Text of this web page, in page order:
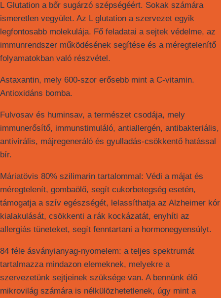
L Glutation a bőr sugárzó szépségéért. Sokak számára
ismeretlen vegyület. Az L glutation a szervezet egyik
legfontosabb molekulája. Fő feladatai a sejtek védelme, az
immunrendszer működésének segítése és a méregtelenítő
folyamatokban való részvétel.
Astaxantin, mely 600-szor erősebb mint a C-vitamin.
Antioxidáns bomba.
Fulvosav és huminsav, a természet csodája, mely
immunerősítő, immunstimuláló, antiallergén, antibakteriális,
antivirális, májregeneráló és gyulladás-csökkentő hatással
bír.
Máriatövis 80% szilimarin tartalommal: Védi a májat és
méregtelenít, gombaölő, segít cukorbetegség esetén,
támogatja a szív egészségét, lelassíthatja az Alzheimer kór
kialakulását, csökkenti a rák kockázatát, enyhíti az
allergiás tüneteket, segít fenntartani a hormonegyensúlyt.
84 féle ásványianyag-nyomelem: a teljes spektrumát
tartalmazza mindazon elemeknek, melyekre a
szervezetünk sejtjeinek szüksége van. A bennünk élő
mikrovilág számára is nélkülözhetetlenek, úgy mint a